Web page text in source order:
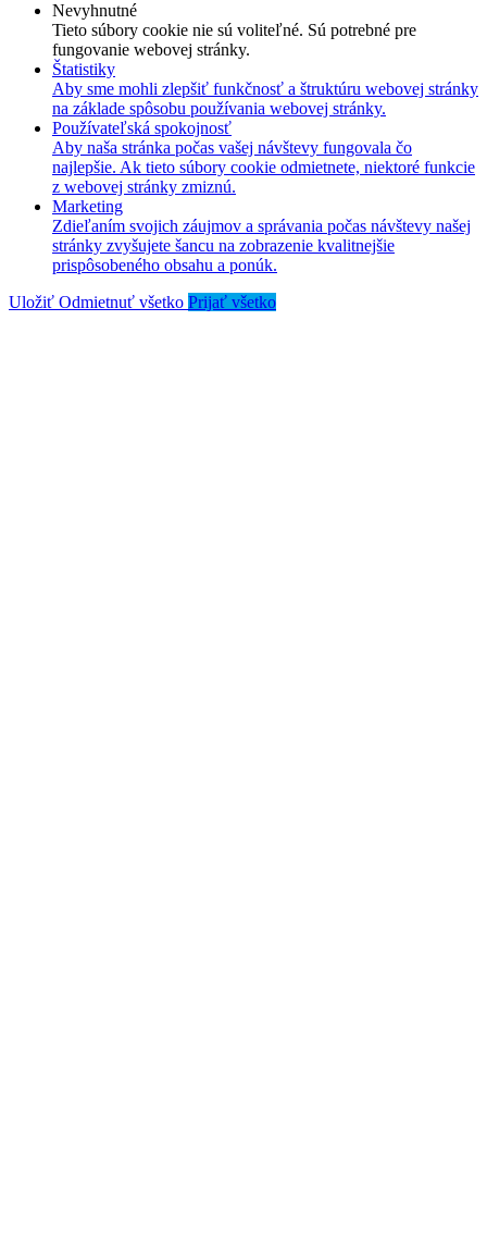
Nevyhnutné
Tieto súbory cookie nie sú voliteľné. Sú potrebné pre
fungovanie webovej stránky.
Štatistiky
Aby sme mohli zlepšiť funkčnosť a štruktúru webovej stránky
na základe spôsobu používania webovej stránky.
Používateľská spokojnosť
Aby naša stránka počas vašej návštevy fungovala čo
najlepšie. Ak tieto súbory cookie odmietnete, niektoré funkcie
z webovej stránky zmiznú.
Marketing
Zdieľaním svojich záujmov a správania počas návštevy našej
stránky zvyšujete šancu na zobrazenie kvalitnejšie
prispôsobeného obsahu a ponúk.
Uložiť Odmietnuť všetko Prijať všetko